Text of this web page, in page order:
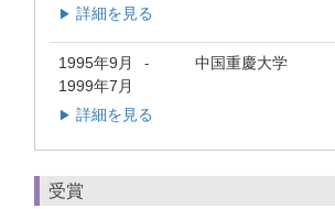
▶ 詳細を見る
1995年9月 -
1999年7月
中国重慶大学
▶ 詳細を見る
受賞